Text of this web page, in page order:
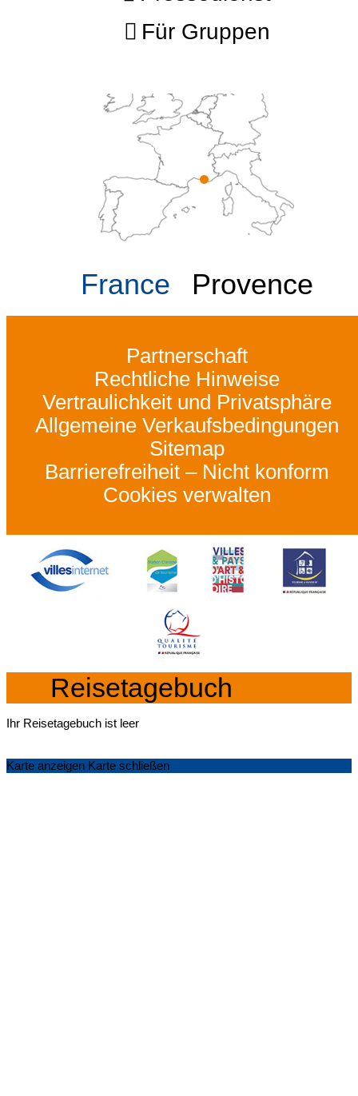
Für Gruppen
France Provence
Partnerschaft
Rechtliche Hinweise
Vertraulichkeit und Privatsphäre
Allgemeine Verkaufsbedingungen
Sitemap
Barrierefreiheit – Nicht konform
Cookies verwalten
Reisetagebuch
Ihr Reisetagebuch ist leer
Karte anzeigen Karte schließen